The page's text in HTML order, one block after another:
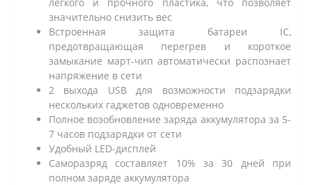
значительно снизить вес
Встроенная защита батареи IC,
предотвращающая перегрев и короткое
замыкание март-чип автоматически распознает
напряжение в сети
2 выхода USB для возможности подзарядки
нескольких гаджетов одновременно
Полное возобновление заряда аккумулятора за 5-
7 часов подзарядки от сети
Удобный LED-дисплей
Саморазряд составляет 10% за 30 дней при
полном заряде аккумулятора